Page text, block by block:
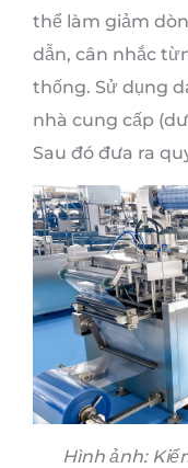
thể làm giảm
dẫn, cân nhắc
thống. Sử dụng
nhà cung cấp
Sau đó đưa ra
Hình ảnh: